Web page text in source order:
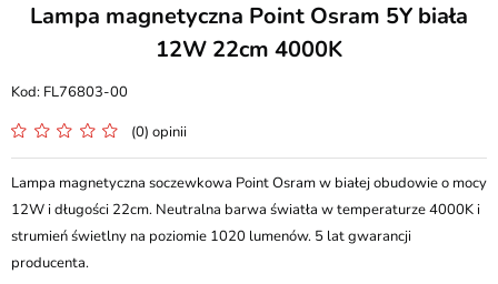
Lampa magnetyczna Point Osram 5Y biała
12W 22cm 4000K
FL76803-00
(0) opinii
Lampa magnetyczna soczewkowa Point Osram w białej obudowie o mocy
12W i długości 22cm. Neutralna barwa światła w temperaturze 4000K i
strumień świetlny na poziomie 1020 lumenów. 5 lat gwarancji
producenta.